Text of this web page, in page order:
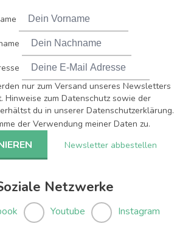
nur zum Versand unseres Newsletters
Hinweise zum Datenschutz sowie der
du in unserer Datenschutzerklärung.
der Verwendung meiner Daten zu.
Newsletter abbestellen
Netzwerke
Youtube Instagram